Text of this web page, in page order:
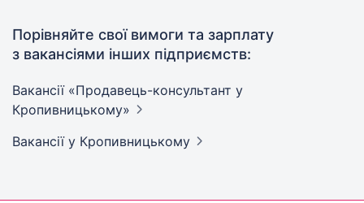
Порівняйте свої вимоги та зарплату
з вакансіями інших підприємств:
Вакансії «Продавець-консультант у
Кропивницькому»
Вакансії у Кропивницькому